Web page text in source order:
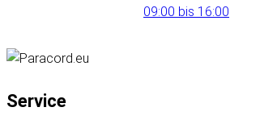
09:00 bis 16:00
Service